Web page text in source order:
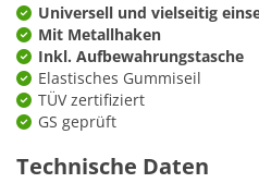
Universell und vielseitig
Mit Metallhaken
Inkl. Aufbewahrungstasche
Elastisches Gummiseil
TÜV zertifiziert
GS geprüft
Technische Daten